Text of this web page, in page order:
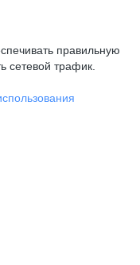
правильную
сетевой трафик.